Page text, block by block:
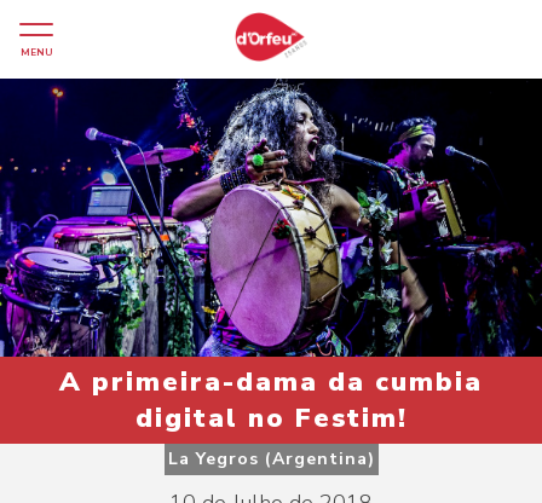
MENU
A primeira-dama da cumbia
digital no Festim!
La Yegros (Argentina)